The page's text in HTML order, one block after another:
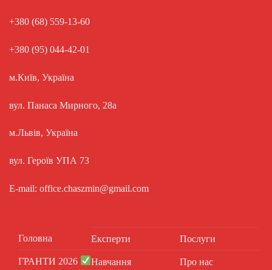
+380 (68) 559-13-60
+380 (95) 044-42-01
м.Київ, Україна
вул. Панаса Мирного, 28а
м.Львів, Україна
вул. Героїв УПА 73
E-mail: office.chaszmin@gmail.com
Головна
ГРАНТИ 2026
Експерти
Навчання
Послуги
Про нас